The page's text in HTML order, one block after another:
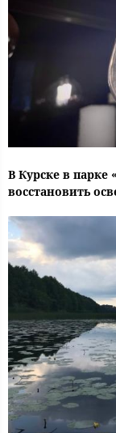
В Курске в
восстановить